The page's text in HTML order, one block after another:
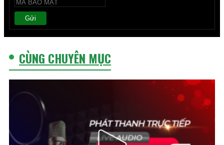
Gửi
CÙNG CHUYÊN MỤC